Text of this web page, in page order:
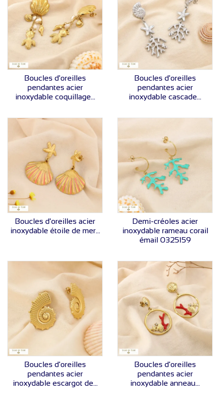
VOIR LE PRIX
Boucles d'oreilles
pendantes acier
inoxydable coquillage...
VOIR LE PRIX
Boucles d'oreilles
pendantes acier
inoxydable cascade...
VOIR LE PRIX
Boucles d'oreilles acier
inoxydable étoile de mer...
VOIR LE PRIX
Demi-créoles acier
inoxydable rameau corail
émail 0325159
VOIR LE PRIX
Boucles d'oreilles
pendantes acier
inoxydable escargot de...
VOIR LE PRIX
Boucles d'oreilles
pendantes acier
inoxydable anneau...